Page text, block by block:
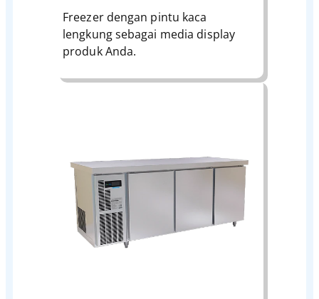
Freezer dengan pintu kaca
lengkung sebagai media display
produk Anda.